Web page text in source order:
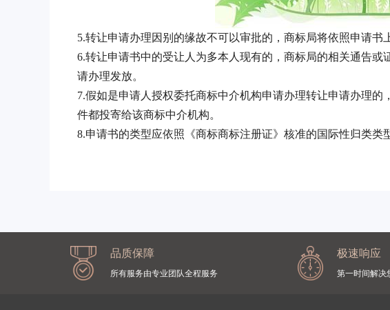
5.转让申请办理因别的缘故不可以审批的，商标局将依照申
6.转让申请书中的受让人为多本人现有的，商标局的相关通告
请办理发放。
7.假如是申请人授权委托商标中介机构申请办理转让申请办理
件都投寄给该商标中介机构。
8.申请书的类型应依照《商标商标注册证》核准的国际性归类类
品质保障
所有服务由专业团队全程服务
极速响应
第一时间解决